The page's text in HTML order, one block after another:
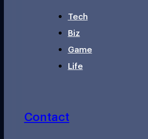
Tech
Biz
Game
Life
Contact